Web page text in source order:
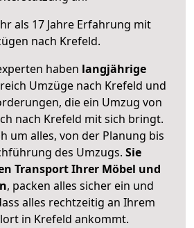
als 17 Jahre Erfahrung mit
nach Krefeld.
haben langjährige
Umzüge nach Krefeld und
die ein Umzug von
nach Krefeld mit sich bringt.
um alles, von der Planung bis
des Umzugs. Sie
Transport Ihrer Möbel und
, packen alles sicher ein und
alles rechtzeitig an Ihrem
in Krefeld ankommt.